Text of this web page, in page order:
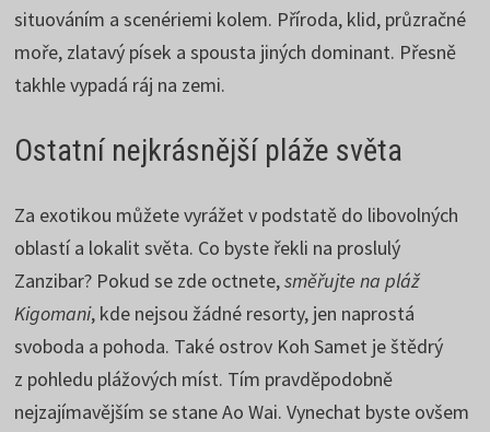
situováním a scenériemi kolem. Příroda, klid, průzračné
moře, zlatavý písek a spousta jiných dominant. Přesně
takhle vypadá ráj na zemi.
Ostatní nejkrásnější pláže světa
Za exotikou můžete vyrážet v podstatě do libovolných
oblastí a lokalit světa. Co byste řekli na proslulý
Zanzibar? Pokud se zde octnete,směřujte na pláž
Kigomani, kde nejsou žádné resorty, jen naprostá
svoboda a pohoda. Také ostrov Koh Samet je štědrý
z pohledu plážových míst. Tím pravděpodobně
nejzajímavějším se stane Ao Wai. Vynechat byste ovšem